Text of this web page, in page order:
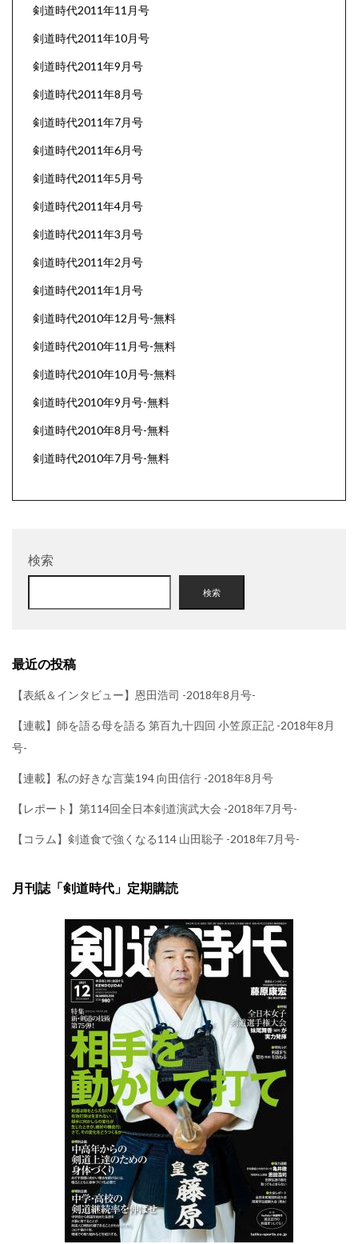
剣道時代2011年11月号
剣道時代2011年10月号
剣道時代2011年9月号
剣道時代2011年8月号
剣道時代2011年7月号
剣道時代2011年6月号
剣道時代2011年5月号
剣道時代2011年4月号
剣道時代2011年3月号
剣道時代2011年2月号
剣道時代2011年1月号
剣道時代2010年12月号-無料
剣道時代2010年11月号-無料
剣道時代2010年10月号-無料
剣道時代2010年9月号-無料
剣道時代2010年8月号-無料
剣道時代2010年7月号-無料
検索
検索
最近の投稿
【表紙＆インタビュー】恩田浩司 -2018年8月号-
【連載】師を語る母を語る 第百九十四回 小笠原正記 -2018年8月
号-
【連載】私の好きな言葉194 向田信行 -2018年8月号
【レポート】第114回全日本剣道演武大会 -2018年7月号-
【コラム】剣道食で強くなる114 山田聡子 -2018年7月号-
月刊誌「剣道時代」定期購読